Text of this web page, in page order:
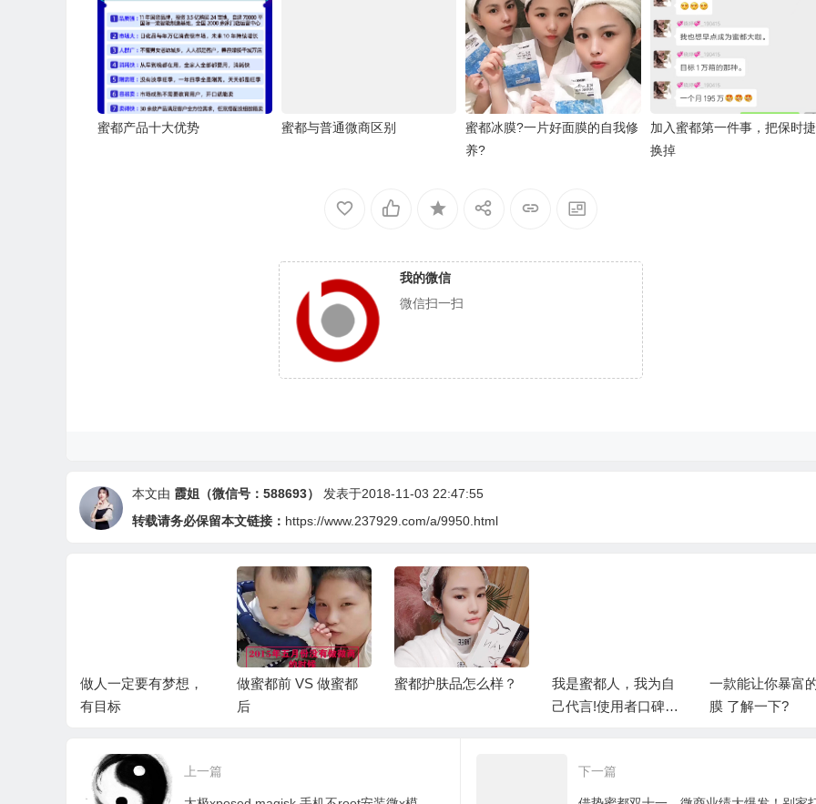
蜜都产品十大优势 蜜都与普通微商区别
蜜都冰膜?一片好面膜的自我修
养?
加入蜜都第一件事，把保时捷
换掉
我的微信
微信扫一扫
本文由 霞姐（微信号：588693）
发表于2018-11-03 22:47:55
转载请务必保留本文链接： https://www.237929.com/a/9950.html
做人一定要有梦想，
有目标
做蜜都前 VS 做蜜都
后
蜜都护肤品怎么样？
我是蜜都人，我为自
己代言!使用者口碑相
一款能让你暴富
膜 了解一下?
上一篇 下一篇